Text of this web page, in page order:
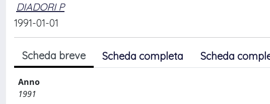
DIADORI P
1991-01-01
Scheda breve Scheda completa Scheda
Anno
1991